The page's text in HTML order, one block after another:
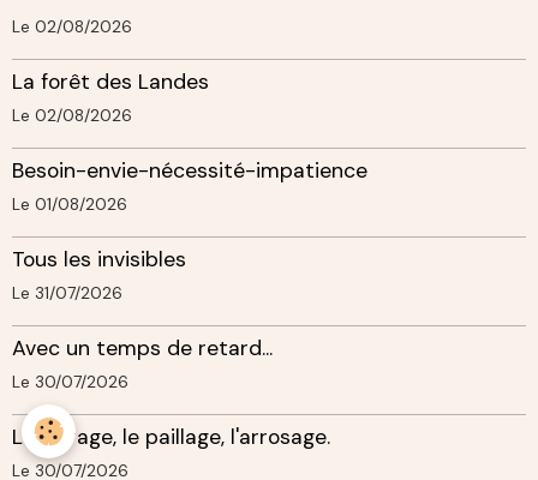
Le 02/08/2026
La forêt des Landes
Le 02/08/2026
Besoin-envie-nécessité-impatience
Le 01/08/2026
Tous les invisibles
Le 31/07/2026
Avec un temps de retard...
Le 30/07/2026
L'ombrage, le paillage, l'arrosage.
Le 30/07/2026